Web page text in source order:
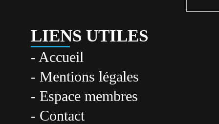
LIENS UTILES
- Accueil
- Mentions légales
- Espace membres
- Contact